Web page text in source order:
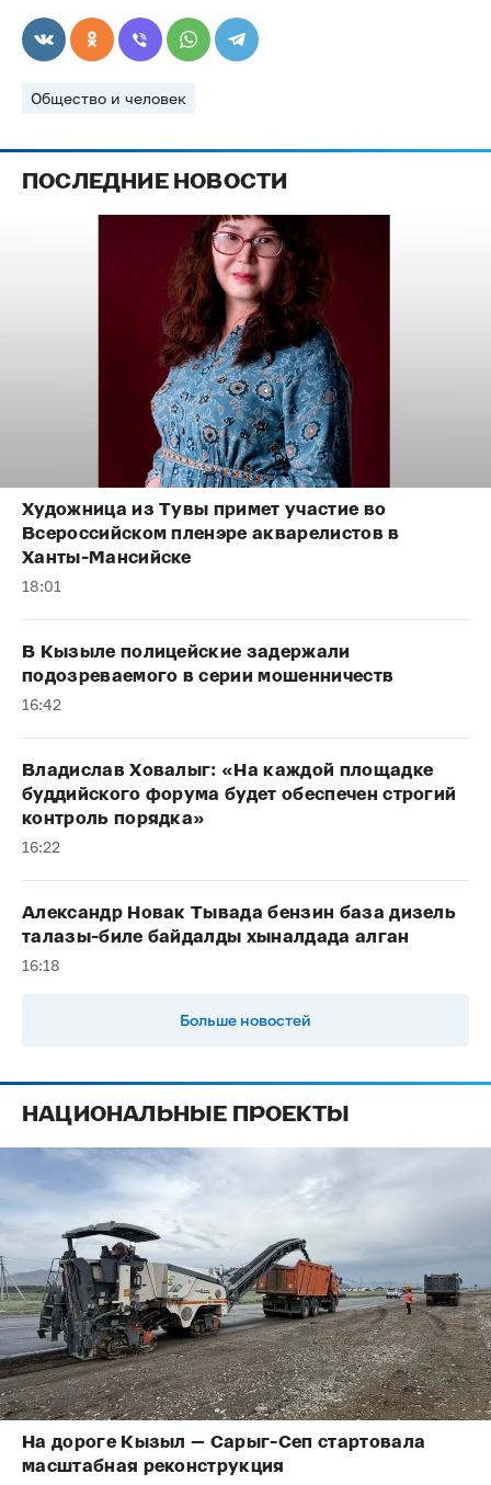
Общество и человек
ПОСЛЕДНИЕ НОВОСТИ
Художница из Тувы примет участие во
Всероссийском пленэре акварелистов в
Ханты-Мансийске
18:01
В Кызыле полицейские задержали
подозреваемого в серии мошенничеств
16:42
Владислав Ховалыг: «На каждой площадке
буддийского форума будет обеспечен строгий
контроль порядка»
16:22
Александр Новак Тывада бензин база дизель
талазы-биле байдалды хыналдада алган
16:18
Больше новостей
НАЦИОНАЛЬНЫЕ ПРОЕКТЫ
На дороге Кызыл — Сарыг-Сеп стартовала
масштабная реконструкция